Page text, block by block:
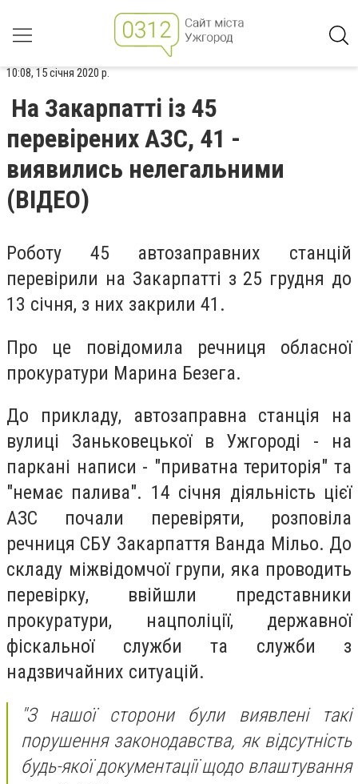
10:08, 15 січня 2020 р.
На Закарпатті із 45
перевірених АЗС, 41 -
виявились нелегальними
(ВІДЕО)
Роботу 45 автозаправних станцій
перевірили на Закарпатті з 25 грудня до
13 січня, з них закрили 41.
Про це повідомила речниця обласної
прокуратури Марина Безега.
До прикладу, автозаправна станція на
вулиці Заньковецької в Ужгороді - на
паркані написи - "приватна територія" та
"немає палива". 14 січня діяльність цієї
АЗС почали перевіряти, розповіла
речниця СБУ Закарпаття Ванда Мільо. До
складу міжвідомчої групи, яка проводить
перевірку, ввійшли представники
прокуратури, нацполіції, державної
фіскальної служби та служби з
надзвичайних ситуацій.
"З нашої сторони були виявлені такі
порушення законодавства, як відсутність
будь-якої документації щодо влаштування